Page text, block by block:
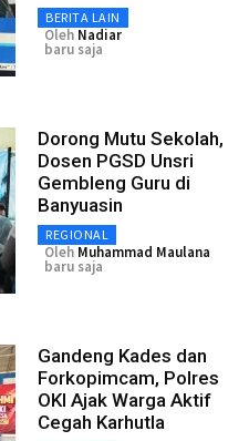
BERITA LAIN
Oleh Nadiar
baru saja
Dorong Mutu Sekolah,
Dosen PGSD Unsri
Gembleng Guru di
Banyuasin
REGIONAL
Oleh Muhammad Maulana
baru saja
Gandeng Kades dan
Forkopimcam, Polres
OKI Ajak Warga Aktif
Cegah Karhutla